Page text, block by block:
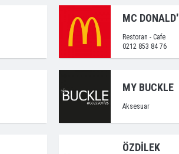
MC
Restoran - Cafe
0212 853 84 76
MY BUCKLE
Aksesuar
ÖZDİLEK